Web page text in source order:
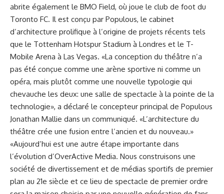
abrite également le BMO Field, où joue le club de foot du
Toronto FC. Il est conçu par Populous, le cabinet
d’architecture prolifique à l’origine de projets récents tels
que le Tottenham Hotspur Stadium à Londres et le T-
Mobile Arena à Las Vegas. «La conception du théâtre n’a
pas été conçue comme une arène sportive ni comme un
opéra, mais plutôt comme une nouvelle typologie qui
chevauche les deux: une salle de spectacle à la pointe de la
technologie», a déclaré le concepteur principal de Populous
Jonathan Mallie dans un communiqué. «L’architecture du
théâtre crée une fusion entre l’ancien et du nouveau.»
«Aujourd’hui est une autre étape importante dans
l’évolution d’OverActive Media. Nous construisons une
société de divertissement et de médias sportifs de premier
plan au 21e siècle et ce lieu de spectacle de premier ordre